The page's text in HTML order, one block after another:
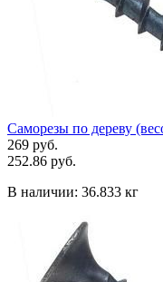
Саморезы по дереву
269 руб.
252.86 руб.
В наличии: 36.833 кг